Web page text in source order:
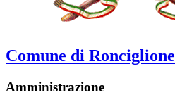
Comune di Ronciglione
Amministrazione